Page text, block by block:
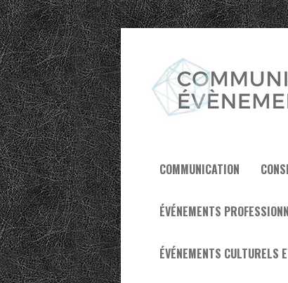
COMMUNICATION
ÉVÉNEMENTS
ÉVÉNEMENTS CULTURELS